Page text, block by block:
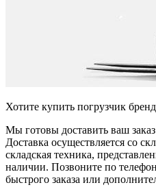
Хотите купить погрузчик
Мы готовы доставить ваш
Доставка осуществляется со
складская техника,
наличии. Позвоните по
быстрого заказа или